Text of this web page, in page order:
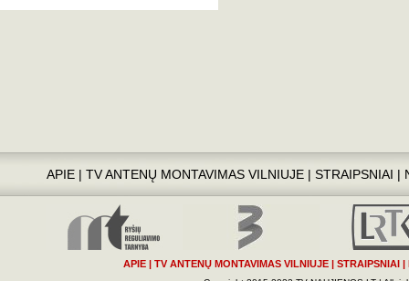
APIE| TV ANTENŲ MONTAVIMAS VILNIUJE| STRAIPSNIAI |
APIE | TV ANTENŲ MONTAVIMAS VILNIUJE | STRAIPSNIAI |